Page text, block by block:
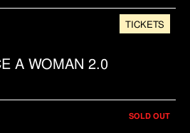
A WOMAN 2.0
TICKETS
SOLD OUT